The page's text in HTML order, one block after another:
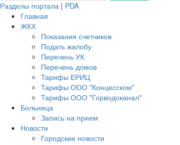
Разделы портала | PDA
Главная
ЖКХ
Показания счетчиков
Подать жалобу
Перечень УК
Перечень домов
Тарифы ЕРИЦ
Тарифы ООО "Концесском"
Тарифы ООО "Горводоканал"
Больница
Запись на прием
Новости
Городские новости